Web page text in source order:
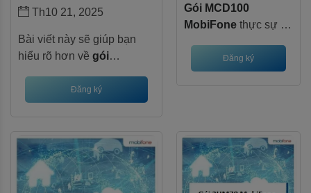
Th10 21, 2025
Bài viết này sẽ giúp bạn
hiểu rõ hơn về gói
đãi chi tiết, cách đăng ký
đến những lưu ý quan
kiếm gói data dài hạn giá
rẻ, đừng bỏ lỡ thông tin
dưới đây!
Đăng ký
Gói MCD100
MobiFone thực sự là
hành" lý tưởng với
giá 100.000đ/tháng
mái online.
Đăng ký